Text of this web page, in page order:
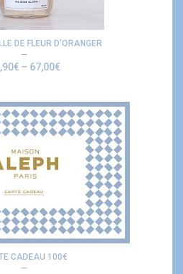
DE FLEUR D’ORANGER
€– 67,00€
CADEAU 100€